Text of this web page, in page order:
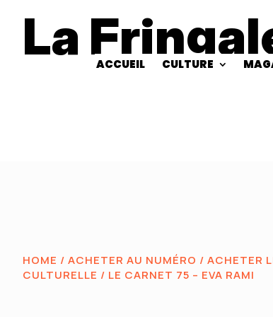
La ACCUEIL CULTURE
HOME / ACHETER AU NUMÉRO / ACHETER
CULTURELLE / LE CARNET 75 – EVA RAMI